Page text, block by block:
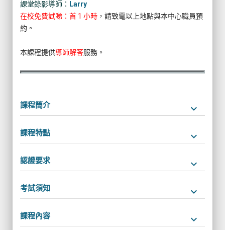
課堂錄影導師： Larry
在校免費試睇：首 1 小時 ，請致電以上地點與本中心職員預
約。
本課程提供導師解答服務。
課程簡介 keyboard_arrow_down
課程特點 keyboard_arrow_down
認證要求 keyboard_arrow_down
考試須知 keyboard_arrow_down
課程內容 keyboard_arrow_down